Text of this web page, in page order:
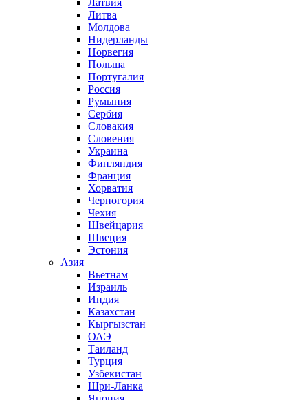
Латвия
Литва
Молдова
Нидерланды
Норвегия
Польша
Португалия
Россия
Румыния
Сербия
Словакия
Словения
Украина
Финляндия
Франция
Хорватия
Черногория
Чехия
Швейцария
Швеция
Эстония
Азия
Вьетнам
Израиль
Индия
Казахстан
Кыргызстан
ОАЭ
Таиланд
Турция
Узбекистан
Шри-Ланка